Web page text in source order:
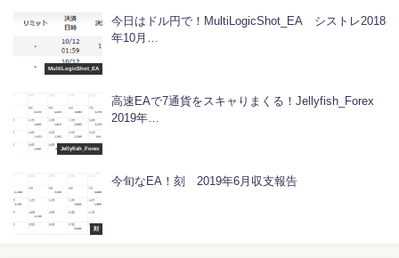
MultiLogicShot_EA
今日はドル円で！MultiLogicShot_EA シストレ2018
年10月…
Jellyfish_Forex
高速EAで7通貨をスキャりまくる！Jellyfish_Forex
2019年…
刻
今旬なEA！刻 2019年6月収支報告